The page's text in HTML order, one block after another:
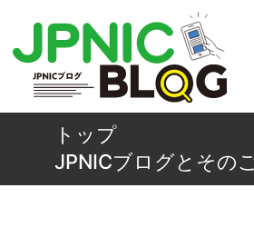
トップ
JPNICブログとその